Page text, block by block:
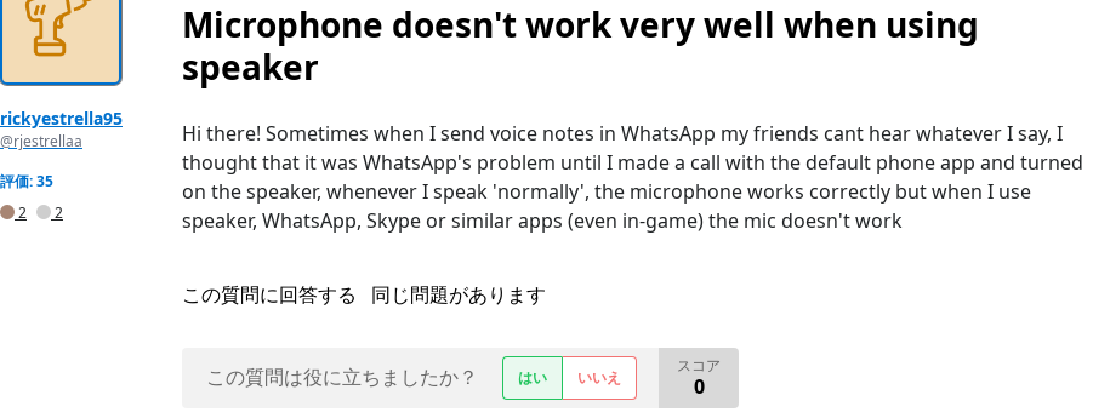
rickyestrella95
@rjestrellaa
評価: 35
2
2
Microphone doesn't work very well when using
speaker
Hi there! Sometimes when I send voice notes in WhatsApp my friends cant hear whatever I say, I
thought that it was WhatsApp's problem until I made a call with the default phone app and turned
on the speaker, whenever I speak 'normally', the microphone works correctly but when I use
speaker, WhatsApp, Skype or similar apps (even in-game) the mic doesn't work
この質問に回答する 同じ問題があります
この質問は役に立ちましたか？ はい いいえ
スコア
0